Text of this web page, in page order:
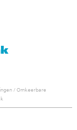
/ Omkeerbare